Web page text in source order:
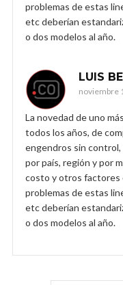
problemas de estas
etc deberían
o dos modelos al año.
LUIS
noviembre
La novedad de uno
todos los años, de
engendros sin
por país, región y por
costo y otros factores
problemas de estas
etc deberían
o dos modelos al año.